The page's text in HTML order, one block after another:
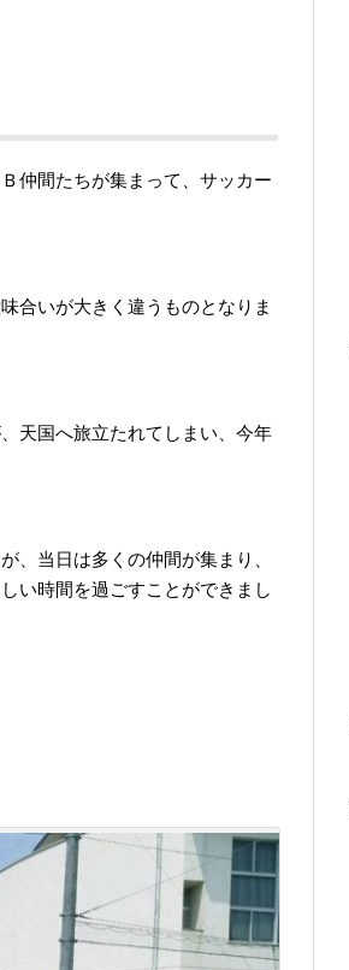
仲間たちが集まって、サッカー
合いが大きく違うものとなりま
天国へ旅立たれてしまい、今年
、当日は多くの仲間が集まり、
い時間を過ごすことができまし